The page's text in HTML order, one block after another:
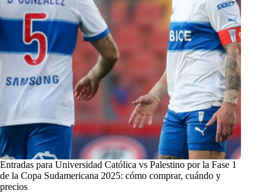
Entradas para Universidad Católica vs Palestino por la Fase 1
de la Copa Sudamericana 2025: cómo comprar, cuándo y
precios